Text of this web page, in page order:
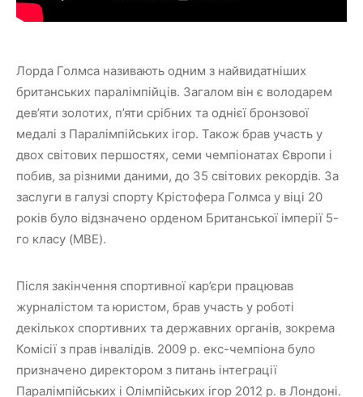
Лорда Голмса називають одним з найвидатніших
британських паралімпійців. Загалом він є володарем
дев’яти золотих, п’яти срібних та однієї бронзової
медалі з Паралімпійських ігор. Також брав участь у
двох світових першостях, семи чемпіонатах Європи і
побив, за різними даними, до 35 світових рекордів. За
заслуги в галузі спорту Крістофера Голмса у віці 20
років було відзначено орденом Британської імперії 5-
го класу (MBE).
Після закінчення спортивної кар’єри працював
журналістом та юристом, брав участь у роботі
декількох спортивних та державних органів, зокрема
Комісії з прав інвалідів. 2009 р. екс-чемпіона було
призначено директором з питань інтеграції
Паралімпійських і Олімпійських ігор 2012 р. в Лондоні.